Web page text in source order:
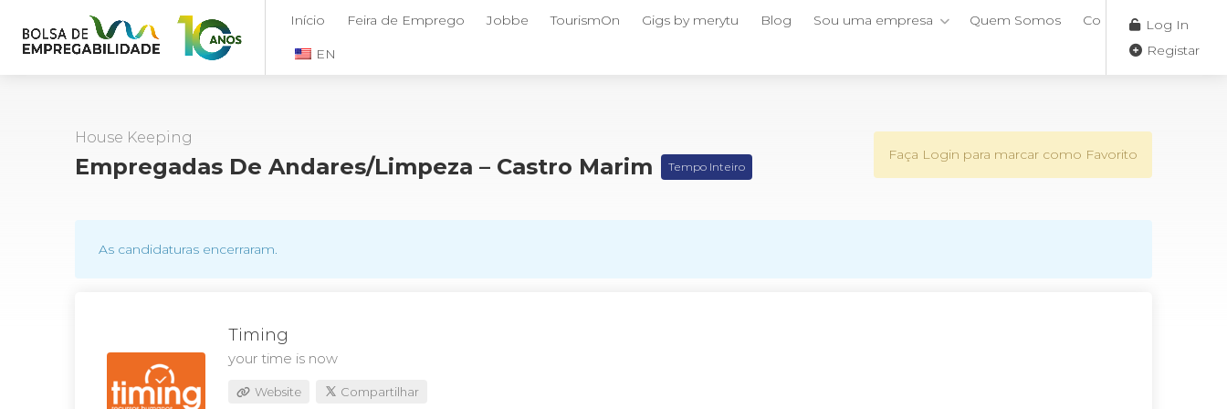
Início Feira de Emprego Jobbe TourismOn Gigs by merytu Blog Sou uma empresa Quem Somos Contactos
EN
Log In
Registar
House Keeping
Empregadas De Andares/Limpeza – Castro Marim Tempo Inteiro
Faça Login para marcar como Favorito
As candidaturas encerraram.
Timing
your time is now
Website Compartilhar